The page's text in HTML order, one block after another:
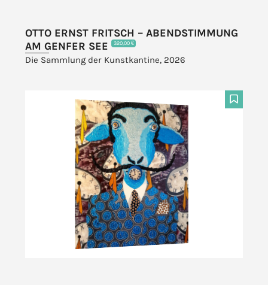
OTTO ERNST FRITSCH – ABENDSTIMMUNG
AM GENFER SEE 320,00 €
Die Sammlung der Kunstkantine, 2026
F